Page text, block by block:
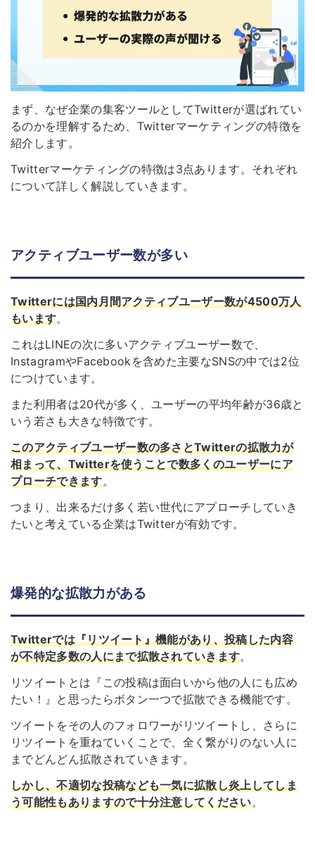
まず、なぜ企業の集客ツールとしてTwitterが選ばれてい
るのかを理解するため、Twitterマーケティングの特徴を
紹介します。
Twitterマーケティングの特徴は3点あります。それぞれ
について詳しく解説していきます。
アクティブユーザー数が多い
Twitterには国内月間アクティブユーザー数が4500万人
もいます。
これはLINEの次に多いアクティブユーザー数で、
InstagramやFacebookを含めた主要なSNSの中では2位
につけています。
また利用者は20代が多く、ユーザーの平均年齢が36歳と
いう若さも大きな特徴です。
このアクティブユーザー数の多さとTwitterの拡散力が
相まって、Twitterを使うことで数多くのユーザーにア
プローチできます。
つまり、出来るだけ多く若い世代にアプローチしていき
たいと考えている企業はTwitterが有効です。
爆発的な拡散力がある
Twitterでは『リツイート』機能があり、投稿した内容
が不特定多数の人にまで拡散されていきます。
リツイートとは『この投稿は面白いから他の人にも広め
たい！』と思ったらボタン一つで拡散できる機能です。
ツイートをその人のフォロワーがリツイートし、さらに
リツイートを重ねていくことで、全く繋がりのない人に
までどんどん拡散されていきます。
しかし、不適切な投稿なども一気に拡散し炎上してしま
う可能性もありますので十分注意してください。